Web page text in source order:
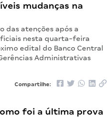
mudanças na
das atenções após a
nesta quarta-feira
edital do Banco Central
Administrativas
Compartilhe:
foi a última prova